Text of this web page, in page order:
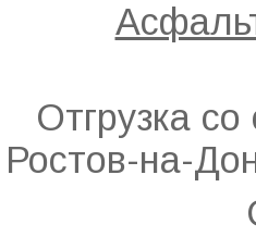
Отгрузка
Ростов-на-